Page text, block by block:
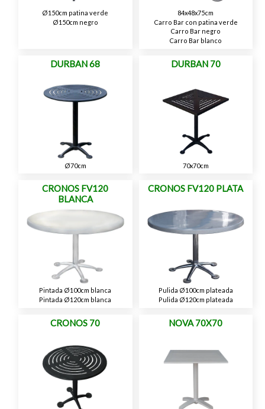
Ø150cm patina verde
Ø150cm negro
84x48x75cm
Carro Bar con patina verde
Carro Bar negro
Carro Bar blanco
DURBAN 68
Ø70cm
DURBAN 70
70x70cm
CRONOS FV120
BLANCA
Pintada Ø100cm blanca
Pintada Ø120cm blanca
CRONOS FV120 PLATA
Pulida Ø100cm plateada
Pulida Ø120cm plateada
CRONOS 70 NOVA 70X70